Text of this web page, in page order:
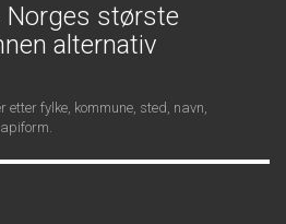
Norges største
alternativ
fylke, kommune, sted, navn,